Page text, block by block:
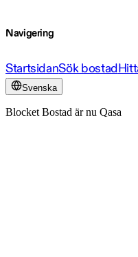
Navigering
StartsidanSök bostad
Svenska
Blocket Bostad är nu Qasa